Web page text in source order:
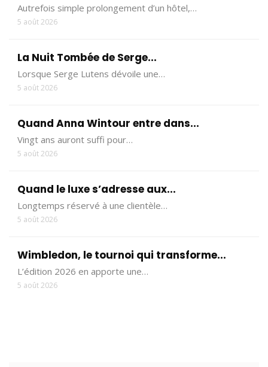
Autrefois simple prolongement d’un hôtel,…
5 août 2026
La Nuit Tombée de Serge...
Lorsque Serge Lutens dévoile une…
5 août 2026
Quand Anna Wintour entre dans...
Vingt ans auront suffi pour…
5 août 2026
Quand le luxe s’adresse aux...
Longtemps réservé à une clientèle…
5 août 2026
Wimbledon, le tournoi qui transforme...
L’édition 2026 en apporte une…
5 août 2026